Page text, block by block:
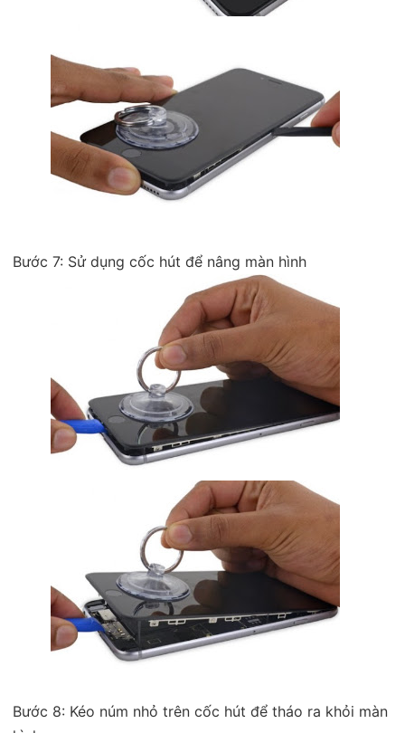
Bước 7: Sử dụng cốc hút để nâng màn hình
Bước 8: Kéo núm nhỏ trên cốc hút để tháo ra khỏi màn